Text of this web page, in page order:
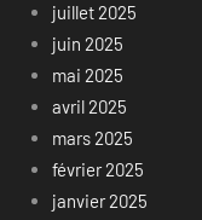
juillet 2025
juin 2025
mai 2025
avril 2025
mars 2025
février 2025
janvier 2025